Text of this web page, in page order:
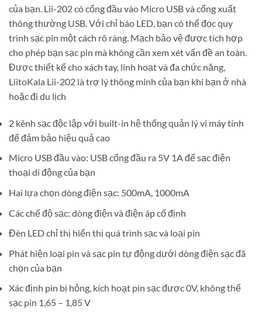
của bạn. Lii-202 có cổng đầu vào Micro USB và cổng xuất
thông thường USB. Với chỉ báo LED, bạn có thể đọc quy
trình sạc pin một cách rõ ràng. Mạch bảo vệ được tích hợp
cho phép bạn sạc pin mà không cần xem xét vấn đề an toàn.
Được thiết kế cho xách tay, linh hoạt và đa chức năng,
LiitoKala Lii-202 là trợ lý thông minh của bạn khi bạn ở nhà
hoặc đi du lịch
2 kênh sạc độc lập với built-in hệ thống quản lý vi máy tính
để đảm bảo hiệu quả cao
Micro USB đầu vào: USB cổng đầu ra 5V 1A để sạc điện
thoại di động của bạn
Hai lựa chọn dòng điện sạc: 500mA, 1000mA
Các chế độ sạc: dòng điện và điện áp cố định
Đèn LED chỉ thị hiển thị quá trình sạc và loại pin
Phát hiện loại pin và sạc pin tự động dưới dòng điện sạc đã
chọn của bạn
Xác định pin bị hỏng, kích hoạt pin sạc được 0V, không thể
sạc pin 1,65 – 1,85 V